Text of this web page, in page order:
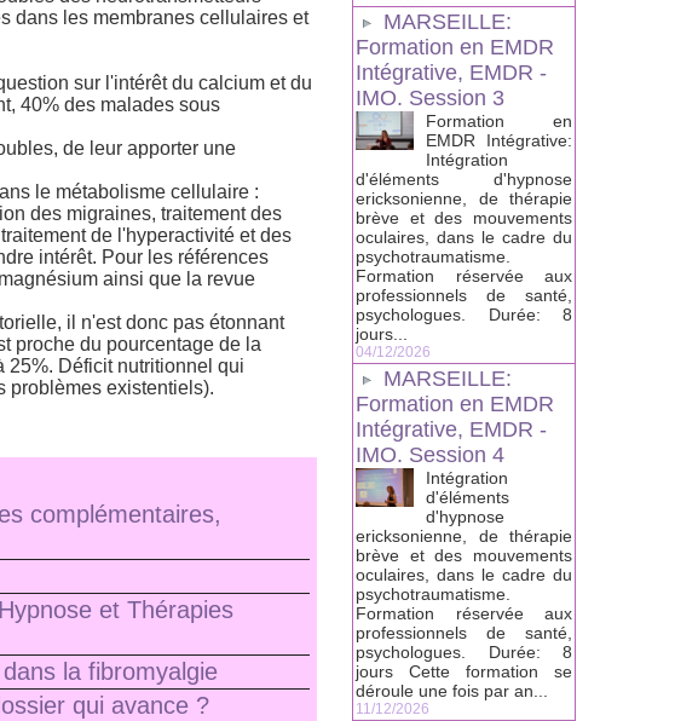
dans les membranes cellulaires et
sur l'intérêt du calcium et du
40% des malades sous
de leur apporter une
le métabolisme cellulaire :
des migraines, traitement des
de l'hyperactivité et des
intérêt. Pour les références
ainsi que la revue
il n'est donc pas étonnant
proche du pourcentage de la
25%. Déficit nutritionnel qui
problèmes existentiels).
complémentaires,
et Thérapies
la fibromyalgie
qui avance ?
MARSEILLE:
Formation en EMDR
Intégrative, EMDR -
IMO. Session 3
Formation en
EMDR Intégrative:
Intégration
d'éléments d'hypnose
ericksonienne, de thérapie
brève et des mouvements
oculaires, dans le cadre du
psychotraumatisme.
Formation réservée aux
professionnels de santé,
psychologues. Durée: 8
jours...
04/12/2026
MARSEILLE:
Formation en EMDR
Intégrative, EMDR -
IMO. Session 4
Intégration
d'éléments
d'hypnose
ericksonienne, de thérapie
brève et des mouvements
oculaires, dans le cadre du
psychotraumatisme.
Formation réservée aux
professionnels de santé,
psychologues. Durée: 8
jours Cette formation se
déroule une fois par an...
11/12/2026